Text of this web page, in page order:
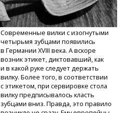
Современные вилки с изогнутыми
четырьмя зубцами появились
в Германии XVIII века. А вскоре
возник этикет, диктовавший, как
и в какой руке следует держать
вилку. Более того, в соответствии
с этикетом, при сервировке стола
вилку предписывалось класть
зубцами вниз. Правда, это правило